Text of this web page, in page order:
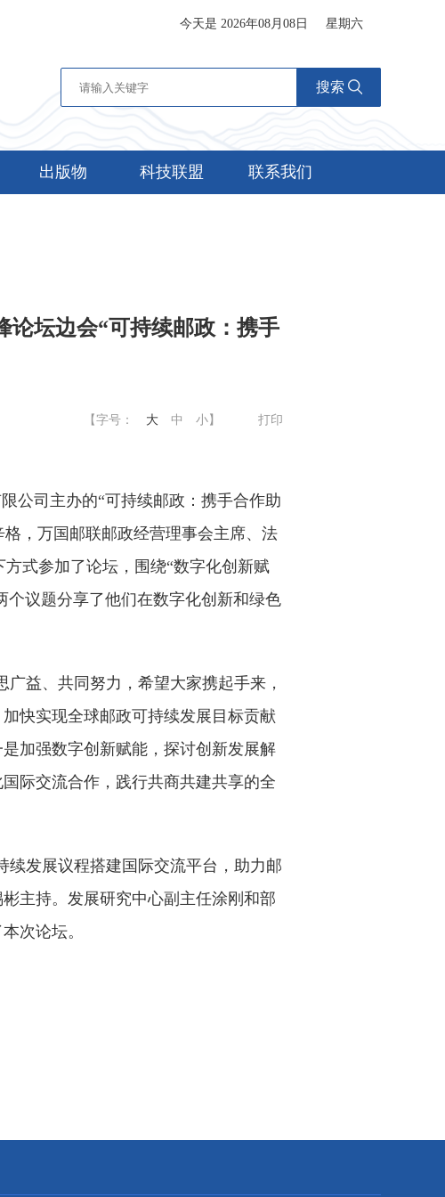
今天是 2026年08月08日 星期六
搜索
出版物 科技联盟 联系我们
论坛边会“可持续邮政：携手
打印
【字号： 大 中 小 】
公司主办的“可持续邮政：携手合作助
，万国邮联邮政经营理事会主席、法
式参加了论坛，围绕“数字化创新赋
个议题分享了他们在数字化创新和绿色
益、共同努力，希望大家携起手来，
快实现全球邮政可持续发展目标贡献
加强数字创新赋能，探讨创新发展解
际交流合作，践行共商共建共享的全
续发展议程搭建国际交流平台，助力邮
主持。发展研究中心副主任涂刚和部
次论坛。